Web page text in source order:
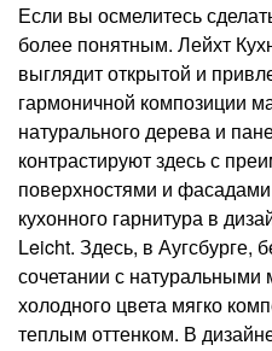
Если вы осмелитесь
более понятным. Лейхт
выглядит открытой и
гармоничной композиции
натурального дерева и
контрастируют здесь с
поверхностями и фасадами
кухонного гарнитура в
Leicht. Здесь, в Аугсбурге,
сочетании с
холодного цвета мягко
теплым оттенком. В